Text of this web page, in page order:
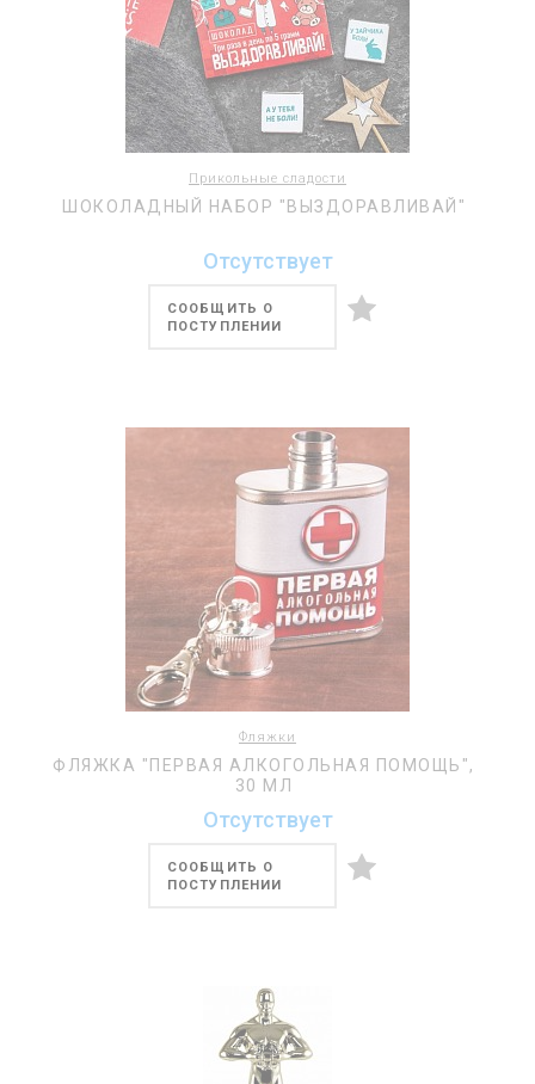
Прикольные сладости
ШОКОЛАДНЫЙ НАБОР "ВЫЗДОРАВЛИВАЙ"
Отсутствует
СООБЩИТЬ О
ПОСТУПЛЕНИИ
Фляжки
ФЛЯЖКА "ПЕРВАЯ АЛКОГОЛЬНАЯ ПОМОЩЬ",
30 МЛ
Отсутствует
СООБЩИТЬ О
ПОСТУПЛЕНИИ